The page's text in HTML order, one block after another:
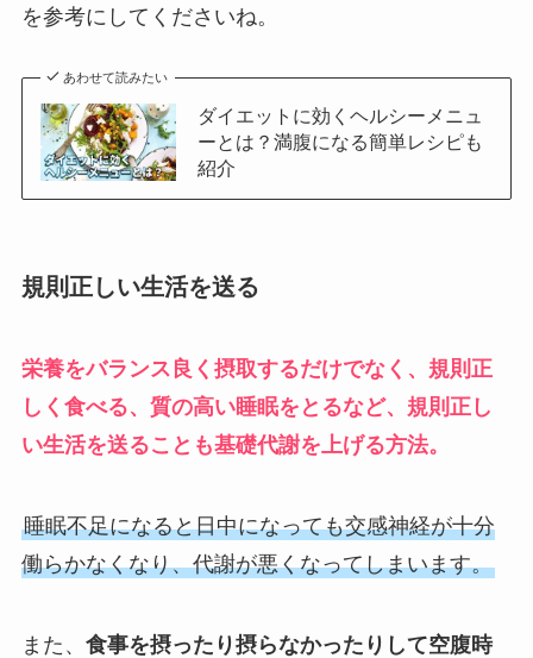
を参考にしてくださいね。
あわせて読みたい
ダイエットに効くヘルシーメニュ
ーとは？満腹になる簡単レシピも
紹介
規則正しい生活を送る
栄養をバランス良く摂取するだけでなく、規則正
しく食べる、質の高い睡眠をとるなど、規則正し
い生活を送ることも基礎代謝を上げる方法。
睡眠不足になると日中になっても交感神経が十分
働らかなくなり、代謝が悪くなってしまいます。
また、 食事を摂ったり摂らなかったりして空腹時